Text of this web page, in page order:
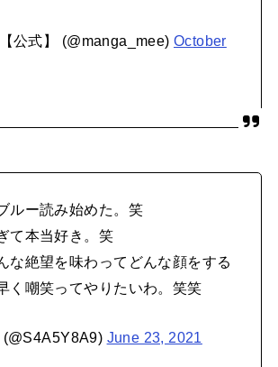
公式】 (@manga_mee) October
ルー読み始めた。笑
て本当好き。笑
な絶望を味わってどんな顔をする
く嘲笑ってやりたいわ。笑笑
June 23, 2021